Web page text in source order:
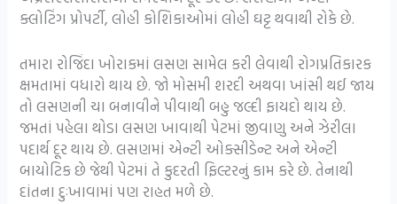
ક્લોટિંગ પ્રોપર્ટી, લોહી કોશિકાઓમાં લોહી ઘટ્ટ થવાથી રોકે છે.
તમારા રોજિંદા ખોરાકમાં લસણ સામેલ કરી લેવાથી રોગપ્રતિકારક
ક્ષમતામાં વધારો થાય છે. જો મોસમી શરદી અથવા ખાંસી થઈ જાય
તો લસણની ચા બનાવીને પીવાથી બહુ જલ્દી ફાયદો થાય છે.
જમતાં પહેલા થોડા લસણ ખાવાથી પેટમાં જીવાણુ અને ઝેરીલા
પદાર્થ દૂર થાય છે. લસણમાં એન્ટી ઓક્સીડેન્ટ અને એન્ટી
બાયોટિક છે જેથી પેટમાં તે કુદરતી ફિલ્ટરનું કામ કરે છે. તેનાથી
દાંતના દુઃખાવામાં પણ રાહત મળે છે.